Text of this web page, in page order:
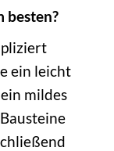
besten?
ein leicht
mildes